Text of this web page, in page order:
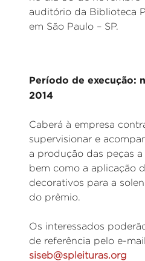
auditório da Biblioteca
em São Paulo – SP.
Período de execução:
2014
Caberá à empresa
supervisionar e
a produção das peças a
bem como a aplicação
decorativos para a
do prêmio.
Os interessados
de referência pelo e-mail
siseb@spleituras.org